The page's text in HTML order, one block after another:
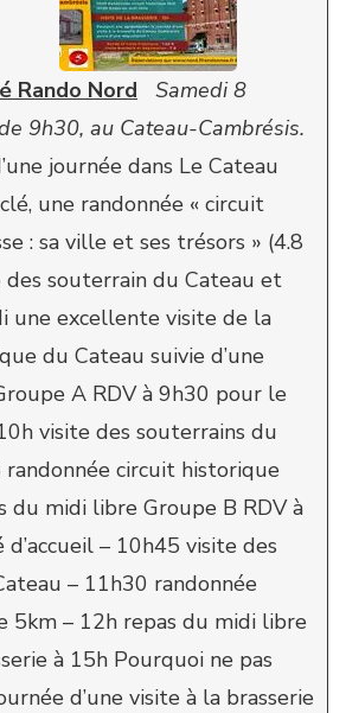
Rando Nord
Samedi 8
9h30, au Cateau-Cambrésis.
journée dans Le Cateau
une randonnée « circuit
: sa ville et ses trésors » (4.8
des souterrain du Cateau et
une excellente visite de la
du Cateau suivie d’une
A RDV à 9h30 pour le
visite des souterrains du
circuit historique
du midi libre Groupe B RDV à
– 10h45 visite des
– 11h30 randonnée
5km – 12h repas du midi libre
à 15h Pourquoi ne pas
d’une visite à la brasserie